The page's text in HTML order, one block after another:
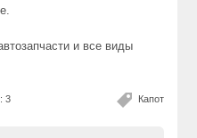
и все виды
Капот
3